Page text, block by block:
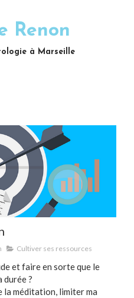
Renon
à Marseille
Cultiver ses ressources
et faire en sorte que le
durée ?
la méditation, limiter ma